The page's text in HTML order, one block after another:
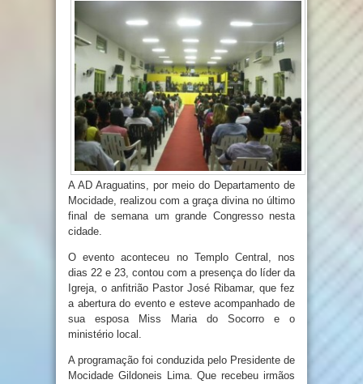
A AD Araguatins, por meio do Departamento de
Mocidade, realizou com a graça divina no último
final de semana um grande Congresso nesta
cidade.
O evento aconteceu no Templo Central, nos
dias 22 e 23, contou com a presença do líder da
Igreja, o anfitrião Pastor José Ribamar, que fez
a abertura do evento e esteve acompanhado de
sua esposa Miss Maria do Socorro e o
ministério local.
A programação foi conduzida pelo Presidente de
Mocidade Gildoneis Lima. Que recebeu irmãos